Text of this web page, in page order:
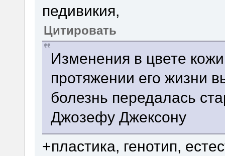
педивикия,
Цитировать
Изменения в цвете
протяжении его жизни
болезнь передалась
Джозефу Джексону
+пластика, генотип,